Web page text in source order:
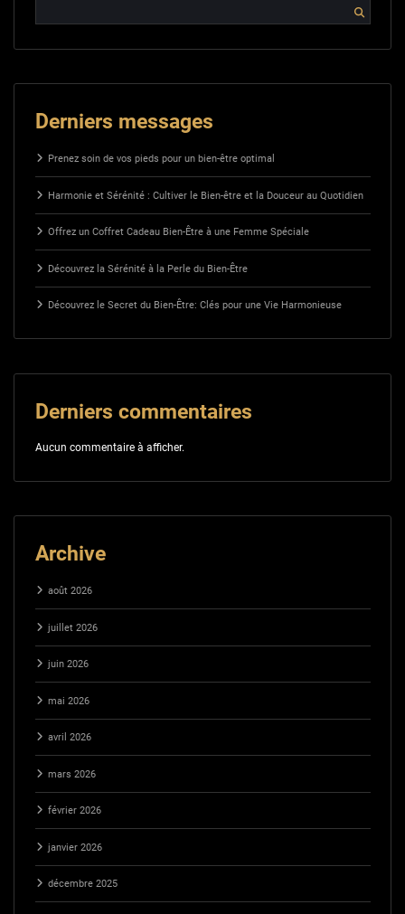
Derniers messages
Prenez soin de vos pieds pour un bien-être optimal
Harmonie et Sérénité : Cultiver le Bien-être et la Douceur au Quotidien
Offrez un Coffret Cadeau Bien-Être à une Femme Spéciale
Découvrez la Sérénité à la Perle du Bien-Être
Découvrez le Secret du Bien-Être: Clés pour une Vie Harmonieuse
Derniers commentaires
Aucun commentaire à afficher.
Archive
août 2026
juillet 2026
juin 2026
mai 2026
avril 2026
mars 2026
février 2026
janvier 2026
décembre 2025